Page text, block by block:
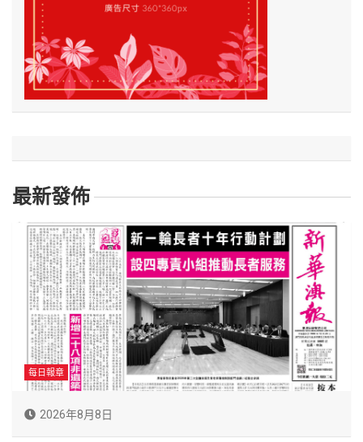
最新發佈
每日報章
2026年8月8日